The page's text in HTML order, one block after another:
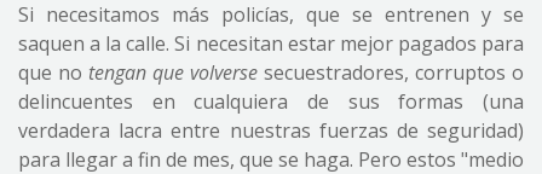
Si necesitamos más policías, que se entrenen y se
saquen a la calle. Si necesitan estar mejor pagados para
que no tengan que volverse secuestradores, corruptos o
delincuentes en cualquiera de sus formas (una
verdadera lacra entre nuestras fuerzas de seguridad)
para llegar a fin de mes, que se haga. Pero estos "medio